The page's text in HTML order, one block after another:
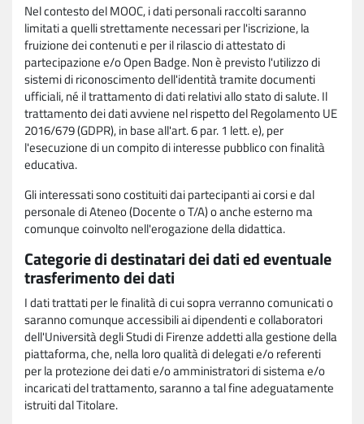
Nel contesto del MOOC, i dati personali raccolti saranno
limitati a quelli strettamente necessari per l'iscrizione, la
fruizione dei contenuti e per il rilascio di attestato di
partecipazione e/o Open Badge. Non è previsto l'utilizzo di
sistemi di riconoscimento dell'identità tramite documenti
ufficiali, né il trattamento di dati relativi allo stato di salute. Il
trattamento dei dati avviene nel rispetto del Regolamento UE
2016/679 (GDPR), in base all'art. 6 par. 1 lett. e), per
l'esecuzione di un compito di interesse pubblico con finalità
educativa.
Gli interessati sono costituiti dai partecipanti ai corsi e dal
personale di Ateneo (Docente o T/A) o anche esterno ma
comunque coinvolto nell'erogazione della didattica.
Categorie di destinatari dei dati ed eventuale
trasferimento dei dati
I dati trattati per le finalità di cui sopra verranno comunicati o
saranno comunque accessibili ai dipendenti e collaboratori
dell'Università degli Studi di Firenze addetti alla gestione della
piattaforma, che, nella loro qualità di delegati e/o referenti
per la protezione dei dati e/o amministratori di sistema e/o
incaricati del trattamento, saranno a tal fine adeguatamente
istruiti dal Titolare.